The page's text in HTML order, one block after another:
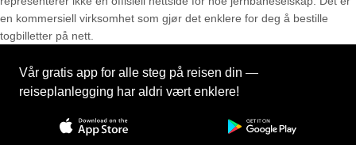
en kommersiell virksomhet som gjør det enklere for deg å bestille
togbilletter på nett.
Vår gratis app for alle steg på reisen din —
reiseplanlegging har aldri vært enklere!